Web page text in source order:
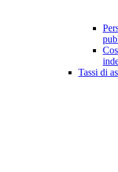
Tassi di